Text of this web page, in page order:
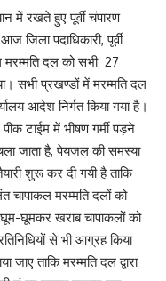
में रखते हुए पूर्वी चंपारण
जिला पदाधिकारी, पूर्वी
मरम्मति दल को सभी 27
सभी प्रखण्डों में मरम्मति दल
आदेश निर्गत किया गया है।
टाईम में भीषण गर्मी पड़ने
जाता है, पेयजल की समस्या
शुरू कर दी गयी है ताकि
मरम्मति दलों को
घूमकर खराब चापाकलों को
से भी आग्रह किया
ताकि मरम्मति दल द्वारा